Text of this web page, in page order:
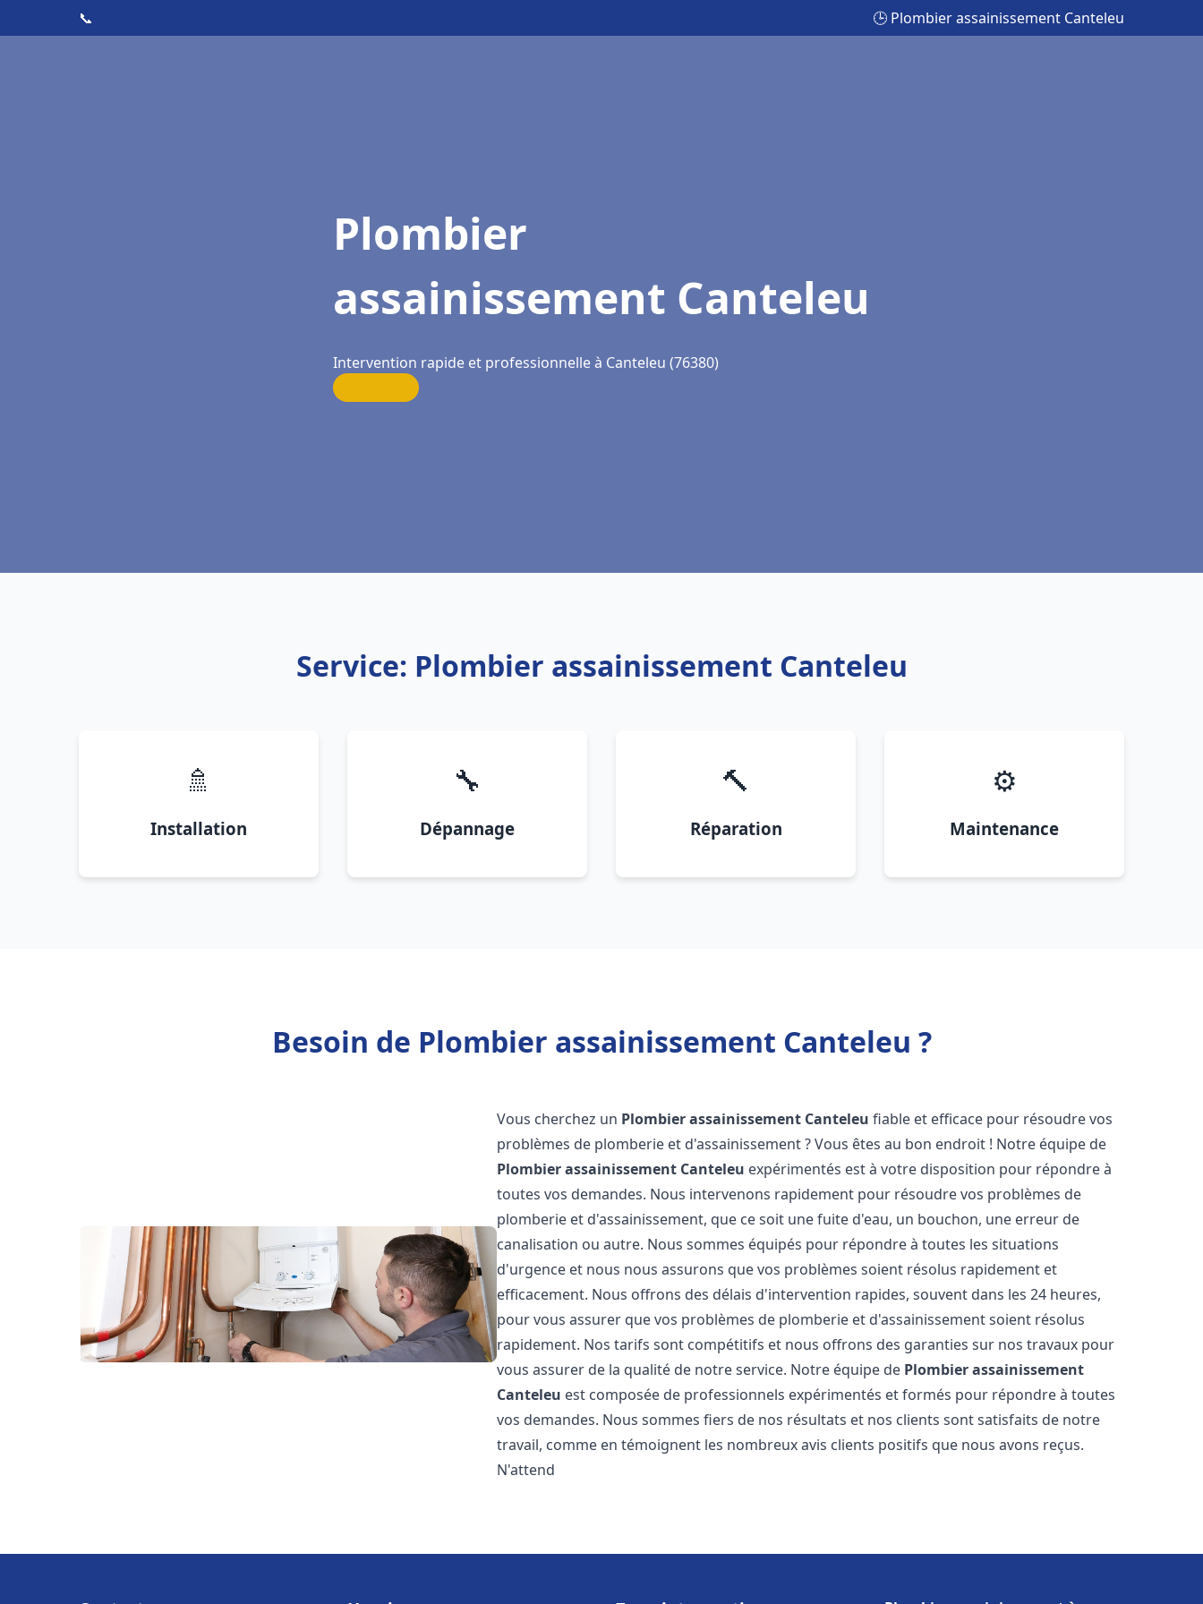
📞 🕒 Plombier assainissement Canteleu
Plombier
assainissement Canteleu
Intervention rapide et professionnelle à Canteleu (76380)
Service: Plombier assainissement Canteleu
🚿
Installation
🔧
Dépannage
🔨
Réparation
⚙️
Maintenance
Besoin de Plombier assainissement Canteleu ?
Vous cherchez un Plombier assainissement Canteleu fiable et efficace pour résoudre vos
problèmes de plomberie et d'assainissement ? Vous êtes au bon endroit ! Notre équipe de
Plombier assainissement Canteleu expérimentés est à votre disposition pour répondre à
toutes vos demandes. Nous intervenons rapidement pour résoudre vos problèmes de
plomberie et d'assainissement, que ce soit une fuite d'eau, un bouchon, une erreur de
canalisation ou autre. Nous sommes équipés pour répondre à toutes les situations
d'urgence et nous nous assurons que vos problèmes soient résolus rapidement et
efficacement. Nous offrons des délais d'intervention rapides, souvent dans les 24 heures,
pour vous assurer que vos problèmes de plomberie et d'assainissement soient résolus
rapidement. Nos tarifs sont compétitifs et nous offrons des garanties sur nos travaux pour
vous assurer de la qualité de notre service. Notre équipe de Plombier assainissement
Canteleu est composée de professionnels expérimentés et formés pour répondre à toutes
vos demandes. Nous sommes fiers de nos résultats et nos clients sont satisfaits de notre
travail, comme en témoignent les nombreux avis clients positifs que nous avons reçus.
N'attend